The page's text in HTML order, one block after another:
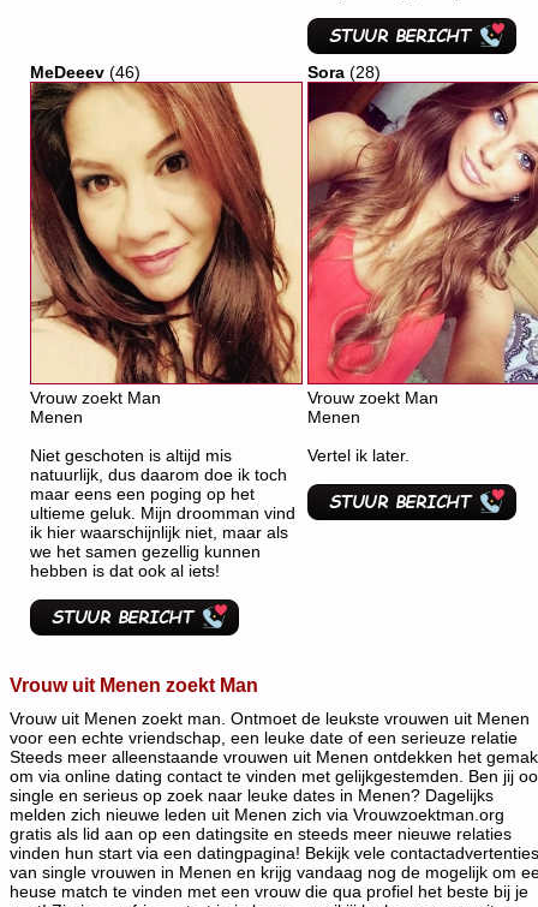
MeDeeev (46)
Vrouw zoekt Man
Menen
Niet geschoten is altijd mis
natuurlijk, dus daarom doe ik toch
maar eens een poging op het
ultieme geluk. Mijn droomman vind
ik hier waarschijnlijk niet, maar als
we het samen gezellig kunnen
hebben is dat ook al iets!
Sora (28)
Vrouw zoekt Man
Menen
Vertel ik later.
Vrouw uit Menen zoekt Man
Vrouw uit Menen zoekt man. Ontmoet de leukste vrouwen uit Menen
voor een echte vriendschap, een leuke date of een serieuze relatie
Steeds meer alleenstaande vrouwen uit Menen ontdekken het gemak
om via online dating contact te vinden met gelijkgestemden. Ben jij
single en serieus op zoek naar leuke dates in Menen? Dagelijks
melden zich nieuwe leden uit Menen zich via Vrouwzoektman.org
gratis als lid aan op een datingsite en steeds meer nieuwe relaties
vinden hun start via een datingpagina! Bekijk vele contactadvertenties
van single vrouwen in Menen en krijg vandaag nog de mogelijk om
heuse match te vinden met een vrouw die qua profiel het beste bij je